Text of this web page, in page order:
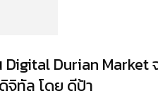
Digital Durian
จิทัล โดย ดีป้า